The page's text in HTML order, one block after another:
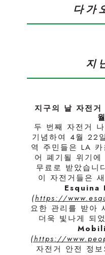
다가
지
지구의 날 자전
두 번째 자전거
기념하여 4월 22
역 주민들은 LA
어 폐기될 위기
무료로 받았습니
이 자전거들은
Esquina
(https://
요한 관리를 받아
더욱 빛나게 되
(https://
자전거 안전 정